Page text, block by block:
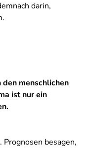
darin,
menschlichen
ist nur ein
besagen,